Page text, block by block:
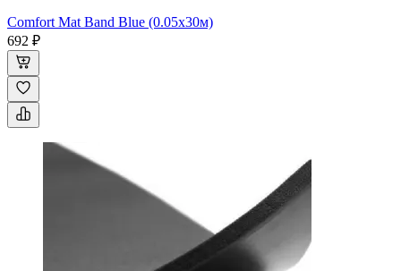
Comfort Mat Band Blue (0.05х30м)
692 ₽